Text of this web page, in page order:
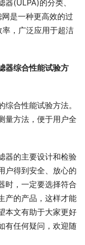
(ULPA)的分类、
是一种更高效的过
，广泛应用于超洁
综合性能试验方
合性能试验方法。
量方法，便于用户全
器的主要设计和检验
户得到安全、放心的
时，一定要选择符合
产的产品，这样才能
本文有助于大家更好
有任何疑问，欢迎随